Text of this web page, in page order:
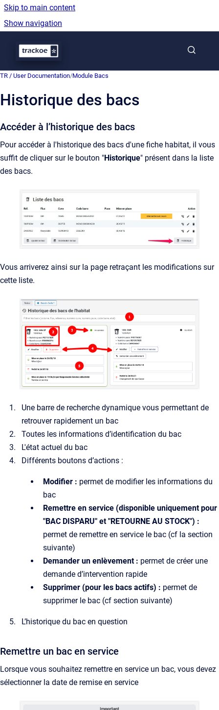
Skip to main content
Show navigation
TR / User Documentation/Module Bacs
Historique des bacs
Accéder à l’historique des bacs
Pour accéder à l'historique des bacs d'une fiche habitat, il vous
suffit de cliquer sur le bouton "Historique" présent dans la liste
des bacs.
Vous arriverez ainsi sur la page retraçant les modifications sur
cette liste.
Une barre de recherche dynamique vous permettant de
retrouver rapidement un bac
Toutes les informations d’identification du bac
L'état actuel du bac
Différents boutons d’actions :
Modifier : permet de modifier les informations du
bac
Remettre en service (disponible uniquement pour
"BAC DISPARU" et "RETOURNE AU STOCK") :
permet de remettre en service le bac (cf la section
suivante)
Demander un enlèvement : permet de créer une
demande d’intervention rapide
Supprimer (pour les bacs actifs) : permet de
supprimer le bac (cf section suivante)
L’historique du bac en question
Remettre un bac en service
Lorsque vous souhaitez remettre en service un bac, vous devez
sélectionner la date de remise en service